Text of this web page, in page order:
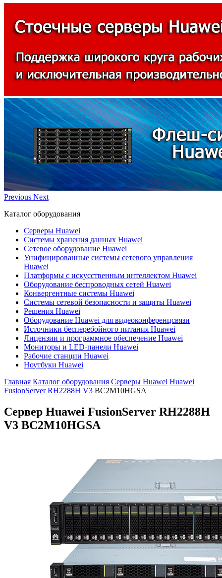
Previous Next
Каталог оборудования
Серверы Huawei
Системы хранения данных Huawei
Сетевое оборудование Huawei
Унифицированные системы сетевого управления
Huawei
Платформы с искусственным интеллектом Huawei
Оборудование беспроводных сетей Huawei
Конвергентные системы Huawei
Системы сетевой безопасности и защиты Huawei
Решения Huawei
Оборудование Huawei для видеоконференцсвязи
Источники бесперебойного питания Huawei
Лицензии и программное обеспечение Huawei
Мониторы и LED-панели Huawei
Рабочие станции Huawei
Ноутбуки Huawei
Главная Каталог оборудования Серверы Huawei Huawei
FusionServer RH2288H V3 BC2M10HGSA
Сервер Huawei FusionServer RH2288H
V3 BC2M10HGSA